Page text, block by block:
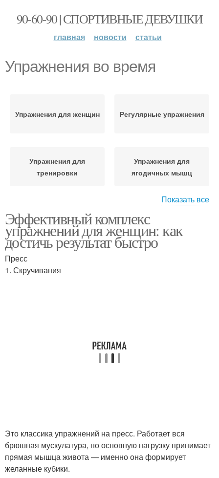
90-60-90 | СПОРТИВНЫЕ ДЕВУШКИ
главная новости статьи
Упражнения во время
Упражнения для женщин Регулярные упражнения
Упражнения для
тренировки
Упражнения для
ягодичных мышц
Упражнения для мышц
достижения
Простые упражнения
увеличения
развития
Показать все
Эффективный комплекс
упражнений для женщин: как
достичь результат быстро
Пресс
1. Скручивания
Это классика упражнений на пресс. Работает вся
брюшная мускулатура, но основную нагрузку принимает
прямая мышца живота — именно она формирует
желанные кубики.